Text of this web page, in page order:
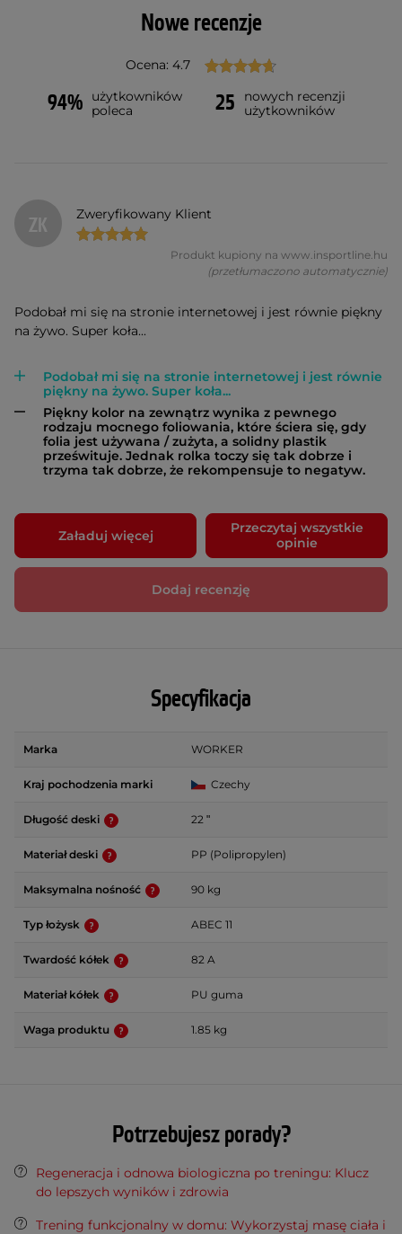
Nowe recenzje
Ocena: 4.7
94%
użytkowników
poleca
25
nowych recenzji
użytkowników
ZK Zweryfikowany Klient
Produkt kupiony na www.insportline.hu
(przetłumaczono automatycznie)
Podobał mi się na stronie internetowej i jest równie piękny
na żywo. Super koła...
Podobał mi się na stronie internetowej i jest równie
piękny na żywo. Super koła...
Piękny kolor na zewnątrz wynika z pewnego
rodzaju mocnego foliowania, które ściera się, gdy
folia jest używana / zużyta, a solidny plastik
prześwituje. Jednak rolka toczy się tak dobrze i
trzyma tak dobrze, że rekompensuje to negatyw.
Załaduj więcej
Przeczytaj wszystkie
opinie
Dodaj recenzję
Specyfikacja
Marka WORKER
Kraj pochodzenia marki Czechy
Długość deski 22 ʺ
Materiał deski PP (Polipropylen)
Maksymalna nośność 90 kg
Typ łożysk ABEC 11
Twardość kółek 82 A
Materiał kółek PU guma
Waga produktu 1.85 kg
Potrzebujesz porady?
Regeneracja i odnowa biologiczna po treningu: Klucz
do lepszych wyników i zdrowia
Trening funkcjonalny w domu: Wykorzystaj masę ciała i